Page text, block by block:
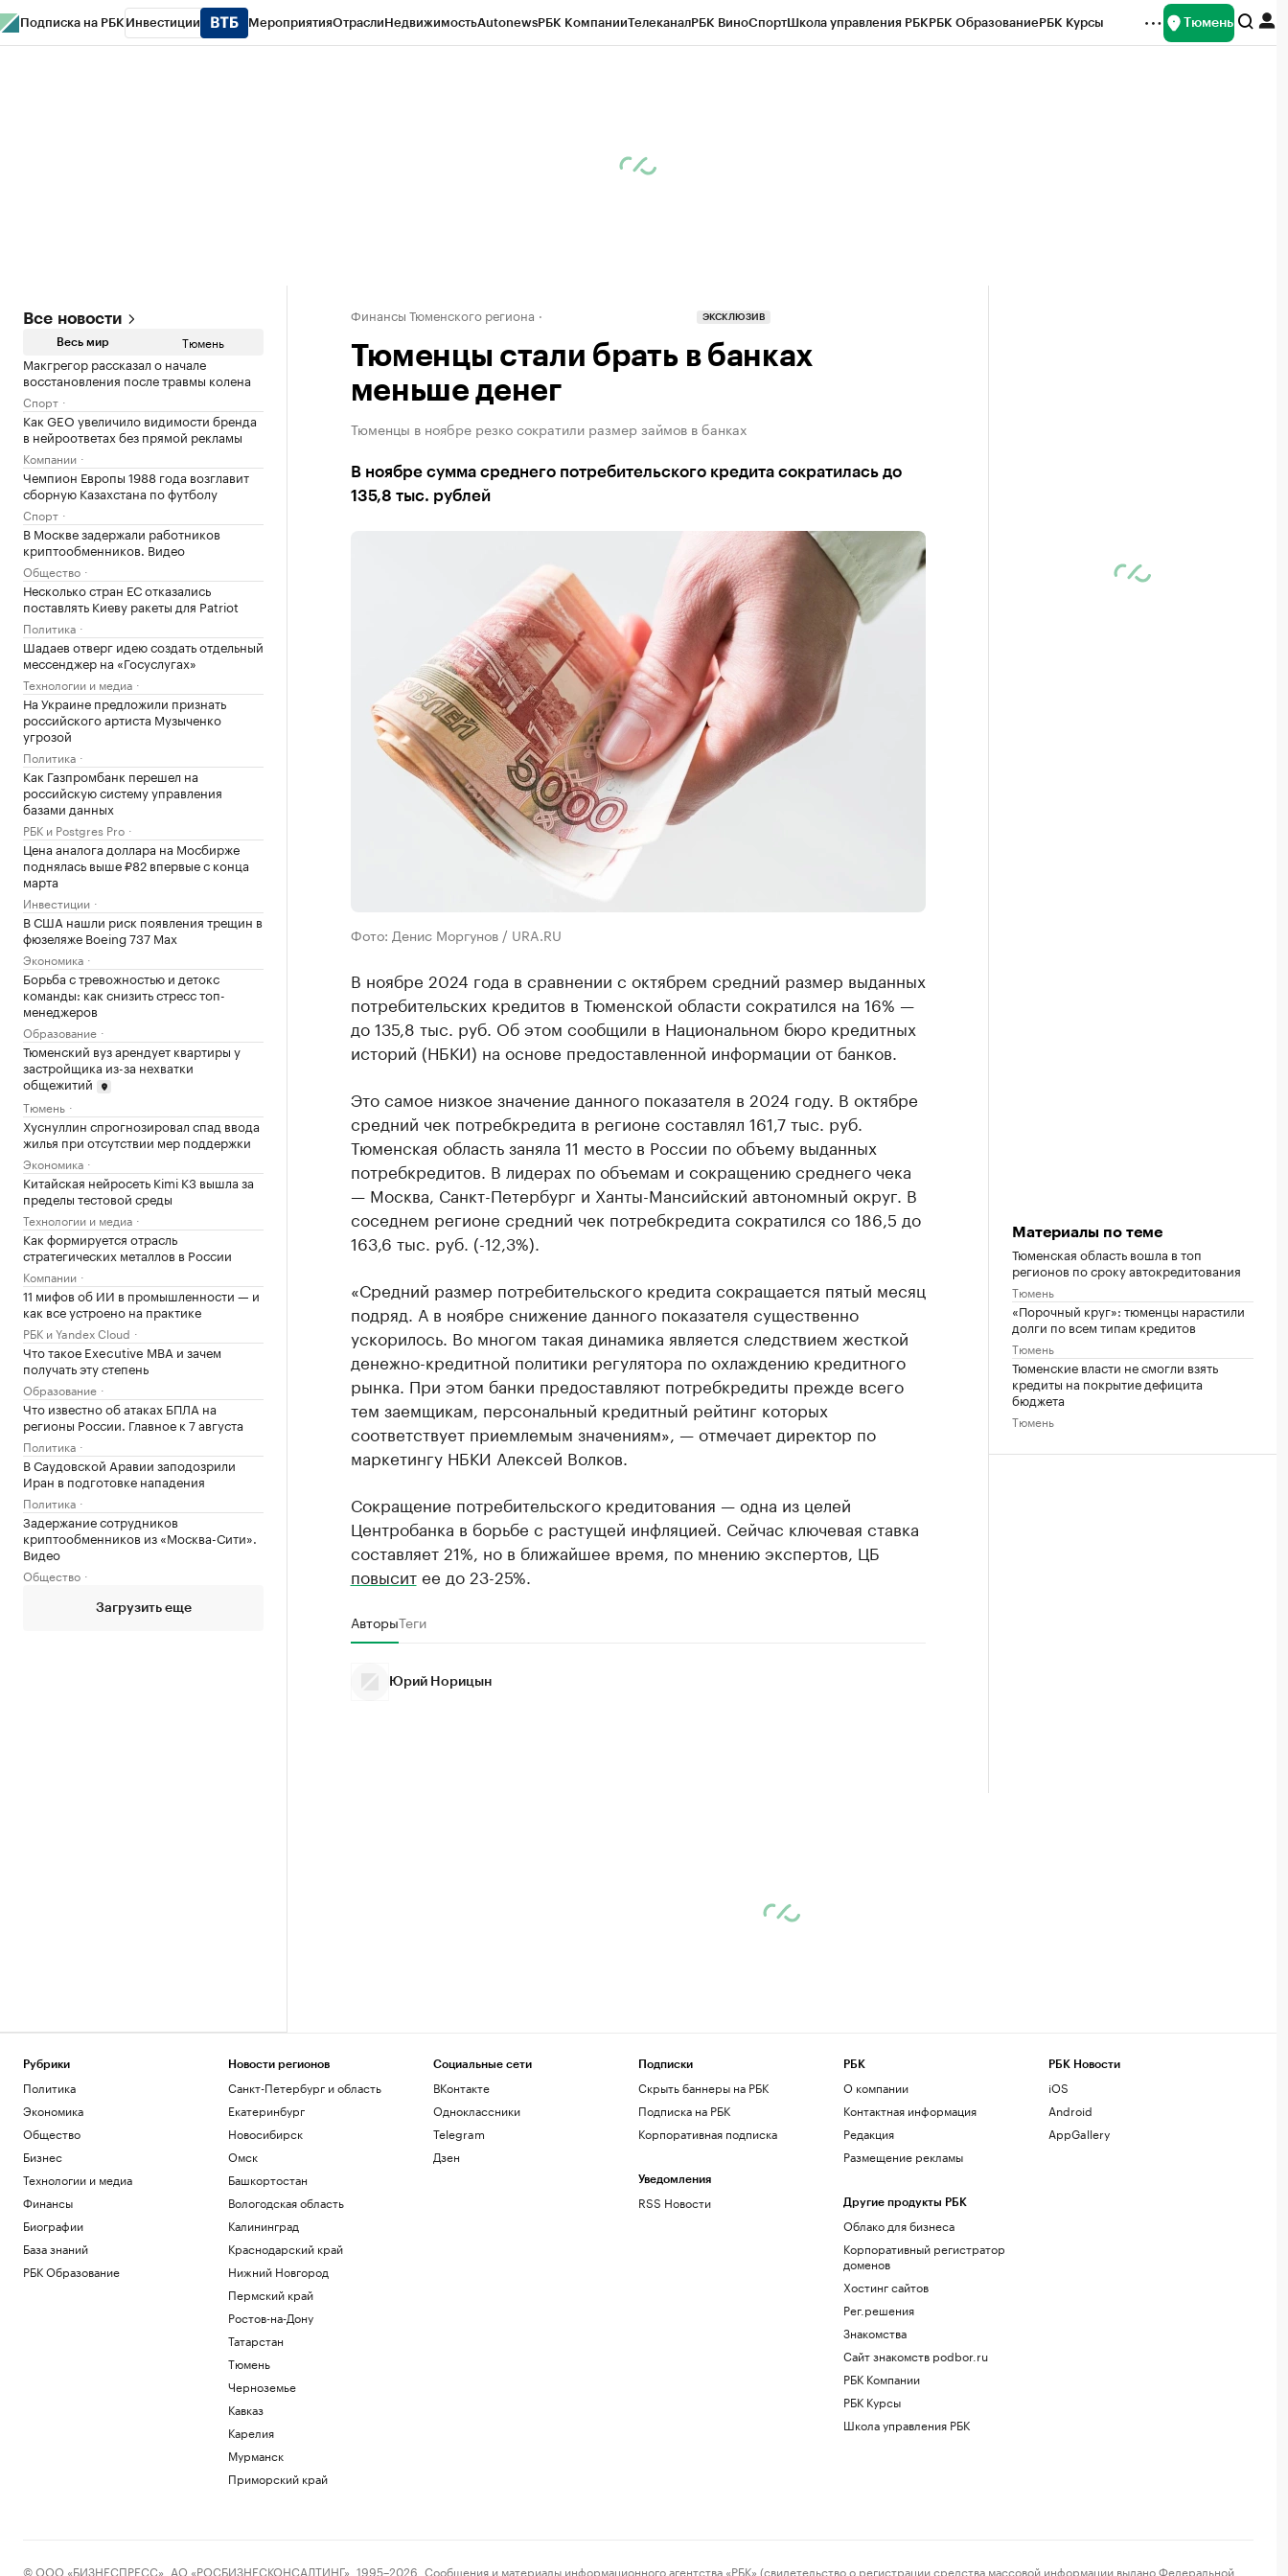
Подписка на РБК Инвестиции МероприятияОтраслиНедвижимостьAutonewsРБК КомпанииТелеканалРБК ВиноСпортШкола управления РБКРБК ОбразованиеРБК Курсы Тюмень
Все новости
Весь мир Тюмень
Макгрегор рассказал о начале
восстановления после травмы колена
Спорт
Как GEO увеличило видимости бренда
в нейроответах без прямой рекламы
Компании
Чемпион Европы 1988 года возглавит
сборную Казахстана по футболу
Спорт
В Москве задержали работников
криптообменников. Видео
Общество
Несколько стран ЕС отказались
поставлять Киеву ракеты для Patriot
Политика
Шадаев отверг идею создать отдельный
мессенджер на «Госуслугах»
Технологии и медиа
На Украине предложили признать
российского артиста Музыченко
угрозой
Политика
Как Газпромбанк перешел на
российскую систему управления
базами данных
РБК и Postgres Pro
Цена аналога доллара на Мосбирже
поднялась выше ₽82 впервые с конца
марта
Инвестиции
В США нашли риск появления трещин в
фюзеляже Boeing 737 Max
Экономика
Борьба с тревожностью и детокс
команды: как снизить стресс топ-
менеджеров
Образование
Тюменский вуз арендует квартиры у
застройщика из-за нехватки
общежитий
Тюмень
Хуснуллин спрогнозировал спад ввода
жилья при отсутствии мер поддержки
Экономика
Китайская нейросеть Kimi K3 вышла за
пределы тестовой среды
Технологии и медиа
Как формируется отрасль
стратегических металлов в России
Компании
11 мифов об ИИ в промышленности — и
как все устроено на практике
РБК и Yandex Cloud
Что такое Executive MBA и зачем
получать эту степень
Образование
Что известно об атаках БПЛА на
регионы России. Главное к 7 августа
Политика
В Саудовской Аравии заподозрили
Иран в подготовке нападения
Политика
Задержание сотрудников
криптообменников из «Москва-Сити».
Видео
Общество
Загрузить еще
Финансы Тюменского региона ЭКСКЛЮЗИВ
Тюменцы стали брать в банках
меньше денег
Тюменцы в ноябре резко сократили размер займов в банках
В ноябре сумма среднего потребительского кредита сократилась до
135,8 тыс. рублей
Фото: Денис Моргунов / URA.RU
В ноябре 2024 года в сравнении с октябрем средний размер выданных
потребительских кредитов в Тюменской области сократился на 16% —
до 135,8 тыс. руб. Об этом сообщили в Национальном бюро кредитных
историй (НБКИ) на основе предоставленной информации от банков.
Это самое низкое значение данного показателя в 2024 году. В октябре
средний чек потребкредита в регионе составлял 161,7 тыс. руб.
Тюменская область заняла 11 место в России по объему выданных
потребкредитов. В лидерах по объемам и сокращению среднего чека
— Москва, Санкт-Петербург и Ханты-Мансийский автономный округ. В
соседнем регионе средний чек потребкредита сократился со 186,5 до
163,6 тыс. руб. (-12,3%).
«Средний размер потребительского кредита сокращается пятый месяц
подряд. А в ноябре снижение данного показателя существенно
ускорилось. Во многом такая динамика является следствием жесткой
денежно-кредитной политики регулятора по охлаждению кредитного
рынка. При этом банки предоставляют потребкредиты прежде всего
тем заемщикам, персональный кредитный рейтинг которых
соответствует приемлемым значениям», — отмечает директор по
маркетингу НБКИ Алексей Волков.
Сокращение потребительского кредитования — одна из целей
Центробанка в борьбе с растущей инфляцией. Сейчас ключевая ставка
составляет 21%, но в ближайшее время, по мнению экспертов, ЦБ
повыситее до 23-25%.
АвторыТеги
Юрий Норицын
Материалы по теме
Тюменская область вошла в топ
регионов по сроку автокредитования
Тюмень
«Порочный круг»: тюменцы нарастили
долги по всем типам кредитов
Тюмень
Тюменские власти не смогли взять
кредиты на покрытие дефицита
бюджета
Тюмень
Рубрики
Политика
Экономика
Общество
Бизнес
Технологии и медиа
Финансы
Биографии
База знаний
РБК Образование
Новости регионов
Санкт-Петербург и область
Екатеринбург
Новосибирск
Омск
Башкортостан
Вологодская область
Калининград
Краснодарский край
Нижний Новгород
Пермский край
Ростов-на-Дону
Татарстан
Тюмень
Черноземье
Кавказ
Карелия
Мурманск
Приморский край
Социальные сети
ВКонтакте
Одноклассники
Telegram
Дзен
Подписки
Скрыть баннеры на РБК
Подписка на РБК
Корпоративная подписка
Уведомления
RSS Новости
РБК
О компании
Контактная информация
Редакция
Размещение рекламы
Другие продукты РБК
Облако для бизнеса
Корпоративный регистратор
доменов
Хостинг сайтов
Рег.решения
Знакомства
Сайт знакомств podbor.ru
РБК Компании
РБК Курсы
Школа управления РБК
РБК Новости
iOS
Android
AppGallery
© ООО «БИЗНЕСПРЕСС», АО «РОСБИЗНЕСКОНСАЛТИНГ», 1995–2026. Сообщения и материалы информационного агентства «РБК» (свидетельство о регистрации средства массовой информации выдано Федеральной